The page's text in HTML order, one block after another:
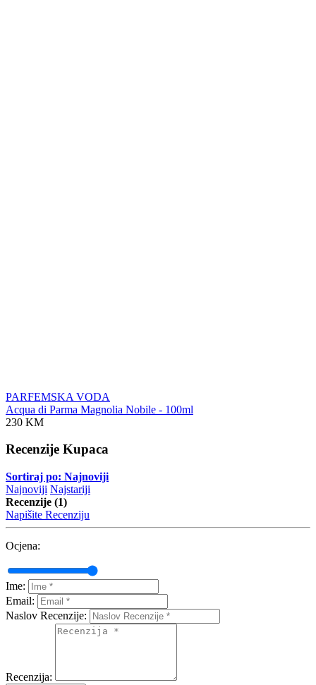
PARFEMSKA VODA
Acqua di Parma Magnolia Nobile - 100ml
230 KM
Recenzije Kupaca
Sortiraj po: Najnoviji
Najnoviji Najstariji
Recenzije (1)
Napišite Recenziju
Ocjena:
Ime:
Email:
Naslov Recenzije:
Recenzija: